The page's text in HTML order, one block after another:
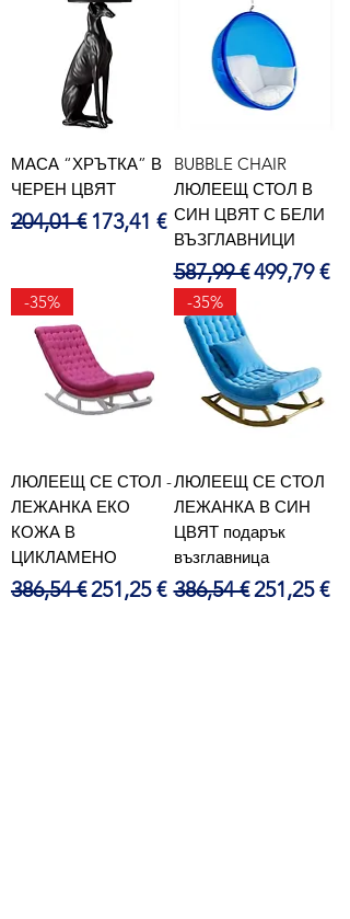
МАСА “ХРЪТКА” В
ЧЕРЕН ЦВЯТ
Редовна цена
204,01 € Продажна цена
173,41 €
BUBBLE CHAIR
ЛЮЛЕЕЩ СТОЛ В
СИН ЦВЯТ С БЕЛИ
ВЪЗГЛАВНИЦИ
Редовна цена
587,99 €499,79 €
-35%
ЛЮЛЕЕЩ СЕ СТОЛ -
ЛЕЖАНКА ЕКО
КОЖА В
ЦИКЛАМЕНО
Редовна цена
386,54 €Продажна цена
251,25 €
-35%
ЛЮЛЕЕЩ СЕ СТОЛ
ЛЕЖАНКА В СИН
ЦВЯТ подарък
възглавница
Редовна цена
386,54 €251,25 €